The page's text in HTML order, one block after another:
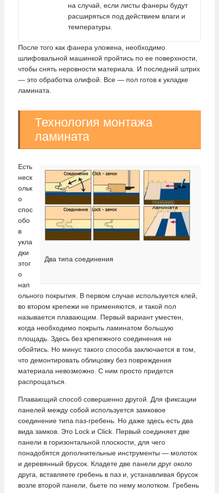
на случай, если листы фанеры будут
расширяться под действием влаги и
температуры.
После того как фанера уложена, необходимо
шлифовальной машинкой пройтись по ее поверхности,
чтобы снять неровности материала. И последний штрих
— это обработка олифой. Все — пол готов к укладке
ламината.
Технология монтажа
ламината
Два типа соединения
Есть
неск
ольк
о
спос
обо
в
укла
дки
этог
о
нап
ольного покрытия. В первом случае используется клей,
во втором крепежи не применяются, и такой пол
называется плавающим. Первый вариант уместен,
когда необходимо покрыть ламинатом большую
площадь. Здесь без крепежного соединения не
обойтись. Но минус такого способа заключается в том,
что демонтировать облицовку без повреждения
материала невозможно. С ним просто придется
распрощаться.
Плавающий способ совершенно другой. Для фиксации
панелей между собой используется замковое
соединение типа паз-гребень. Но даже здесь есть два
вида замков. Это Lock и Click. Первый соединяет две
панели в горизонтальной плоскости, для чего
понадобятся дополнительные инструменты — молоток
и деревянный брусок. Кладете две панели друг около
друга, вставляете гребень в паз и, устанавливая брусок
возле второй панели, бьете по нему молотком. Гребень